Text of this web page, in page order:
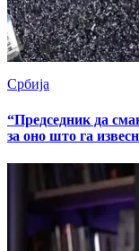
Србија
“Председник да
за оно што га